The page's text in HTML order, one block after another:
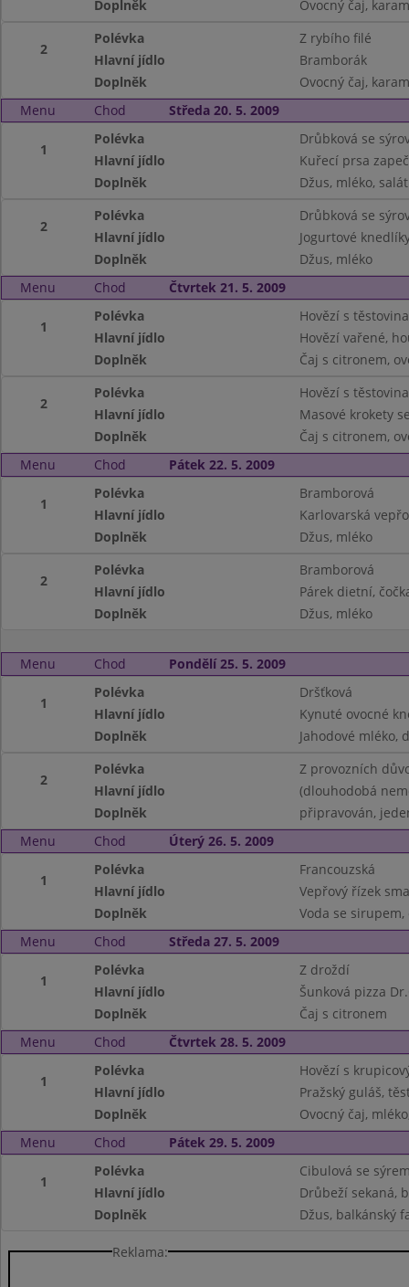
Doplněk Ovocný čaj,
2
Polévka
Z rybího filé
Hlavní jídlo
Bramborák
Doplněk
Ovocný čaj,
Menu
Chod Středa 20. 5. 2009
1
Polévka
Drůbková se
Hlavní jídlo
Kuřecí prsa
Doplněk
Džus, mléko,
2
Polévka
Drůbková se
Hlavní jídlo
Jogurtové
Doplněk
Džus, mléko
Menu
Chod Čtvrtek 21. 5. 2009
1
Polévka
Hovězí s
Hlavní jídlo
Hovězí vařené,
Doplněk
Čaj s citronem,
2
Polévka
Hovězí s
Hlavní jídlo
Masové krokety
Doplněk
Čaj s citronem,
Menu
Chod Pátek 22. 5. 2009
1
Polévka
Bramborová
Hlavní jídlo
Karlovarská
Doplněk
Džus, mléko
2
Polévka
Bramborová
Hlavní jídlo
Párek dietní,
Doplněk
Džus, mléko
Menu Chod Pondělí 25. 5. 2009
1
Polévka
Dršťková
Hlavní jídlo
Kynuté ovocné
Doplněk
Jahodové mléko,
2
Polévka
Z provozních
Hlavní jídlo
(dlouhodobá
Doplněk
připravován,
Menu
Chod Úterý 26. 5. 2009
1
Polévka
Francouzská
Hlavní jídlo
Vepřový řízek
Doplněk
Voda se sirupem,
Menu
Chod Středa 27. 5. 2009
1
Polévka
Z droždí
Hlavní jídlo
Šunková pizza
Doplněk
Čaj s citronem
Menu
Chod Čtvrtek 28. 5. 2009
1
Polévka
Hovězí s
Hlavní jídlo
Pražský guláš,
Doplněk
Ovocný čaj,
Menu
Chod Pátek 29. 5. 2009
1
Polévka
Cibulová se
Hlavní jídlo
Drůbeží sekaná,
Doplněk
Džus, balkánský
Reklama: